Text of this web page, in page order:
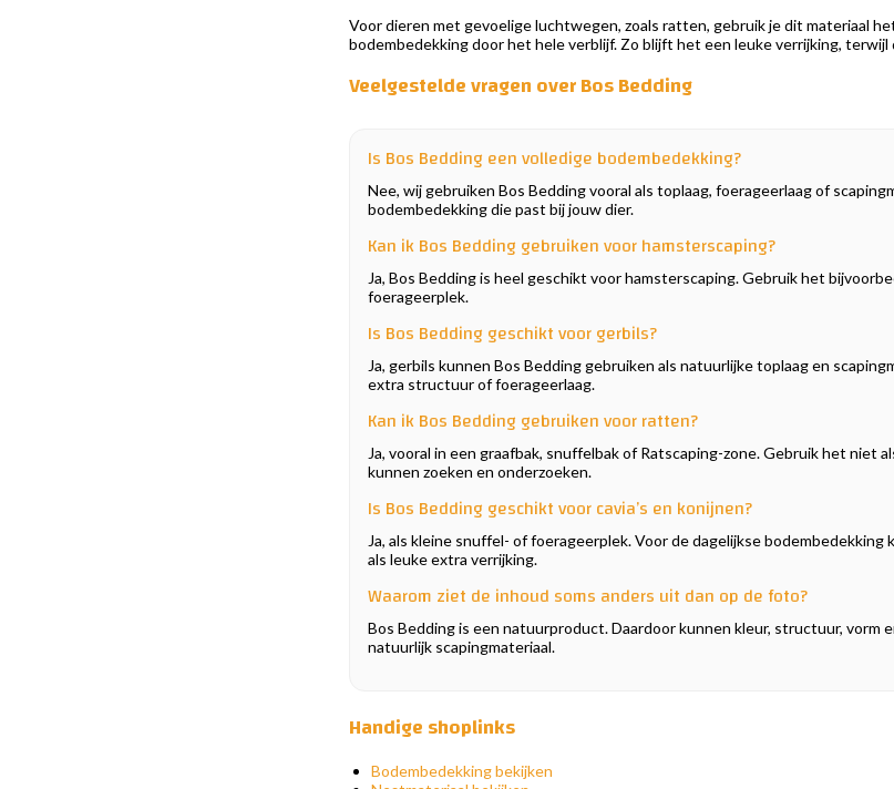
Voor dieren met gevoelige luchtwegen, zoals ratten, gebruik je dit materiaal
bodembedekking door het hele verblijf. Zo blijft het een leuke verrijking,
Veelgestelde vragen over Bos Bedding
Is Bos Bedding een volledige bodembedekking?
Nee, wij gebruiken Bos Bedding vooral als toplaag, foerageerlaag of
bodembedekking die past bij jouw dier.
Kan ik Bos Bedding gebruiken voor hamsterscaping?
Ja, Bos Bedding is heel geschikt voor hamsterscaping. Gebruik het
foerageerplek.
Is Bos Bedding geschikt voor gerbils?
Ja, gerbils kunnen Bos Bedding gebruiken als natuurlijke toplaag en
extra structuur of foerageerlaag.
Kan ik Bos Bedding gebruiken voor ratten?
Ja, vooral in een graafbak, snuffelbak of Ratscaping-zone. Gebruik het niet
kunnen zoeken en onderzoeken.
Is Bos Bedding geschikt voor cavia’s en konijnen?
Ja, als kleine snuffel- of foerageerplek. Voor de dagelijkse
als leuke extra verrijking.
Waarom ziet de inhoud soms anders uit dan op de foto?
Bos Bedding is een natuurproduct. Daardoor kunnen kleur, structuur,
natuurlijk scapingmateriaal.
Handige shoplinks
Bodembedekking bekijken